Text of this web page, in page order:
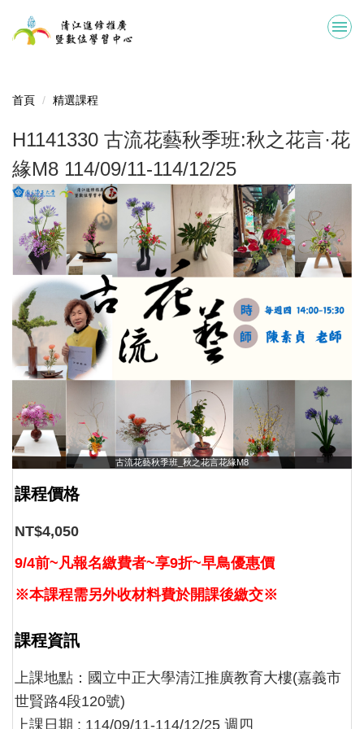
到
容
首頁 精選課程
H1141330 古流花藝秋季班:秋之花言·花
緣M8 114/09/11-114/12/25
古流花藝秋季班_秋之花言花緣M8
課程價格
NT$4,050
9/4前~凡報名繳費者~享9折~早鳥優惠價
※本課程需另外收材料費於開課後繳交※
課程資訊
上課地點：國立中正大學清江推廣教育大樓(嘉義市
世賢路4段120號)
上課日期 : 114/09/11-114/12/25 週四